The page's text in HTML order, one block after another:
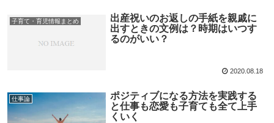
子育て・育児情報まとめ
出産祝いのお返しの手紙を親戚に
出すときの文例は？時期はいつす
るのがいい？
2020.08.18
仕事論
ポジティブになる方法を実践する
と仕事も恋愛も子育ても全て上手
くいく